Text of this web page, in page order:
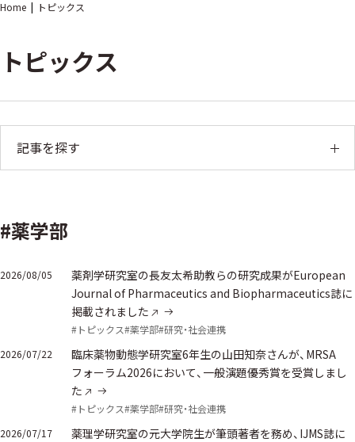
Home トピックス
トピックス
記事を探す
#薬学部
2026/08/05
薬剤学研究室の長友太希助教らの研究成果がEuropean
Journal of Pharmaceutics and Biopharmaceutics誌に
掲載されました
#トピックス#薬学部#研究・社会連携
2026/07/22
臨床薬物動態学研究室6年生の山田知奈さんが、MRSA
フォーラム2026において、一般演題優秀賞を受賞しまし
た
#トピックス#薬学部#研究・社会連携
2026/07/17
薬理学研究室の元大学院生が筆頭著者を務め、IJMS誌に